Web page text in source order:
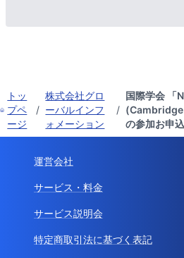
トッ
プペ
ージ
/
株式会社グロ
ーバルインフ
ォメーション
/
国際学会 「
(Cambridge
の参加お申
運営会社
サービス・料金
サービス説明会
特定商取引法に基づく表記